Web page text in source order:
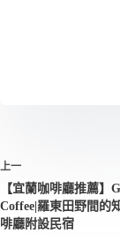
上一
【宜蘭咖啡廳推薦】
Coffee|羅東田野間的
啡廳附設民宿